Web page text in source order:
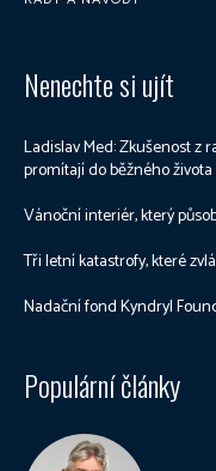
Nenechte si ujít
Ladislav Med: Zkušenost z
promítají do běžného života
Vánoční interiér, který
Tři letní katastrofy, které
Nadační fond Kyndryl
Populární články